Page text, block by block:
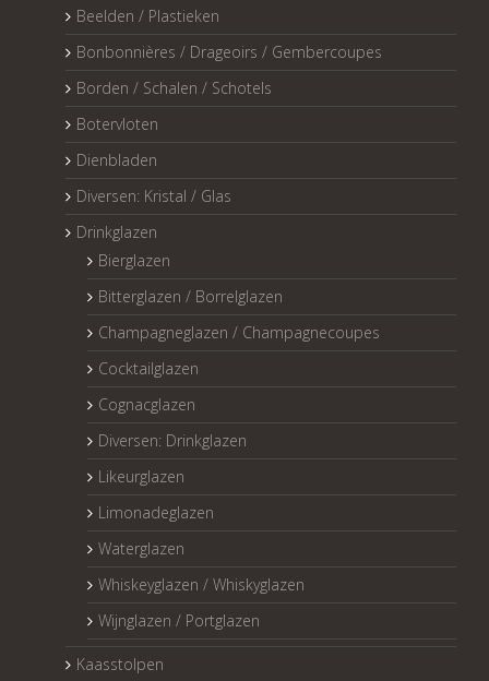
Beelden / Plastieken
Bonbonnières / Drageoirs / Gembercoupes
Borden / Schalen / Schotels
Botervloten
Dienbladen
Diversen: Kristal / Glas
Drinkglazen
Bierglazen
Bitterglazen / Borrelglazen
Champagneglazen / Champagnecoupes
Cocktailglazen
Cognacglazen
Diversen: Drinkglazen
Likeurglazen
Limonadeglazen
Waterglazen
Whiskeyglazen / Whiskyglazen
Wijnglazen / Portglazen
Kaasstolpen